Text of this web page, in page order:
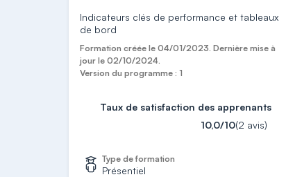
et favoriser le contrôle et
l'amélioration continue
Indicateurs clés de performance et tableaux
de bord
Formation créée le 04/01/2023. Dernière mise à
jour le 02/10/2024.
Version du programme : 1
Taux de satisfaction des apprenants
10,0/10(2 avis)
Type de formation
Présentiel